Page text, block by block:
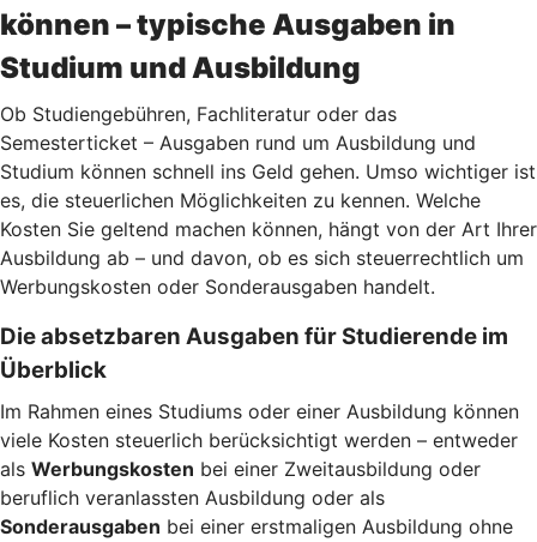
können – typische Ausgaben in
Studium und Ausbildung
Ob Studiengebühren, Fachliteratur oder das
Semesterticket – Ausgaben rund um Ausbildung und
Studium können schnell ins Geld gehen. Umso wichtiger ist
es, die steuerlichen Möglichkeiten zu kennen. Welche
Kosten Sie geltend machen können, hängt von der Art Ihrer
Ausbildung ab – und davon, ob es sich steuerrechtlich um
Werbungskosten oder Sonderausgaben handelt.
Die absetzbaren Ausgaben für Studierende im
Überblick
Im Rahmen eines Studiums oder einer Ausbildung können
viele Kosten steuerlich berücksichtigt werden – entweder
als Werbungskosten bei einer Zweitausbildung oder
beruflich veranlassten Ausbildung oder als
Sonderausgaben bei einer erstmaligen Ausbildung ohne